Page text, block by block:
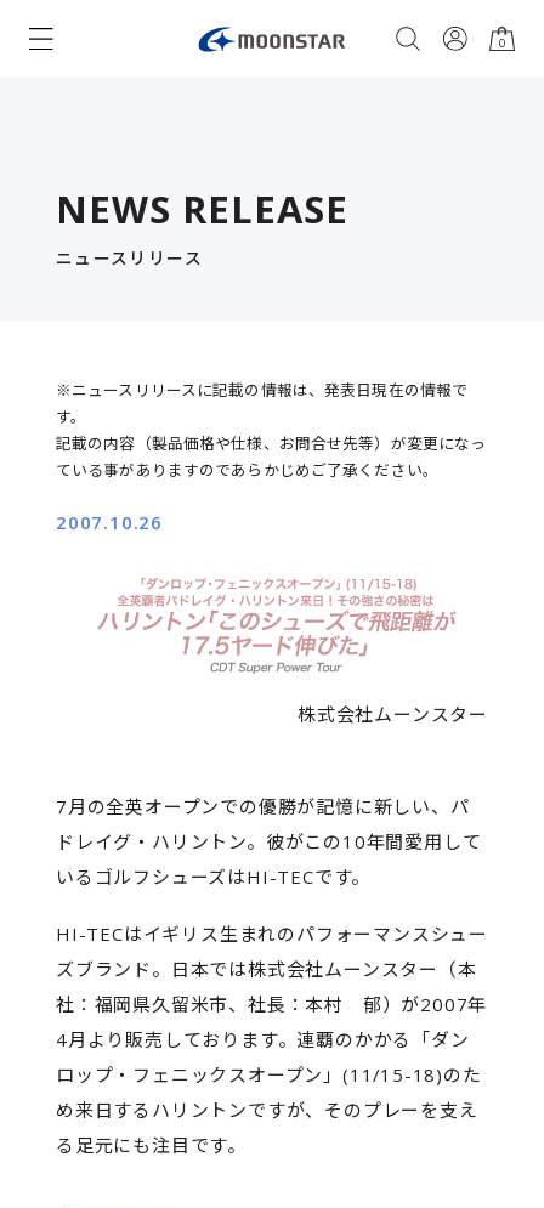
0
NEWS RELEASE
ニュースリリース
※ニュースリリースに記載の情報は、発表日現在の情報で
す。
記載の内容（製品価格や仕様、お問合せ先等）が変更になっ
ている事がありますのであらかじめご了承ください。
2007.10.26
株式会社ムーンスター
7月の全英オープンでの優勝が記憶に新しい、パ
ドレイグ・ハリントン。彼がこの10年間愛用して
いるゴルフシューズはHI-TECです。
HI-TECはイギリス生まれのパフォーマンスシュー
ズブランド。日本では株式会社ムーンスター（本
社：福岡県久留米市、社長：本村 郁）が2007年
4月より販売しております。連覇のかかる「ダン
ロップ・フェニックスオープン」(11/15-18)のた
め来日するハリントンですが、そのプレーを支え
る足元にも注目です。